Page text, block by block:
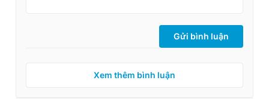
Gửi bình luận
Xem thêm bình luận